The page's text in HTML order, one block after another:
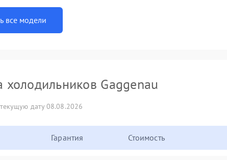
все модели
Gaggenau
дату 08.08.2026
Гарантия Стоимость